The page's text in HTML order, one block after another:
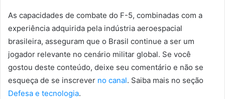
As capacidades de combate do F-5, combinadas com a
experiência adquirida pela indústria aeroespacial
brasileira, asseguram que o Brasil continue a ser um
jogador relevante no cenário militar global. Se você
gostou deste conteúdo, deixe seu comentário e não se
esqueça de se inscrever no canal. Saiba mais no seção
Defesa e tecnologia.